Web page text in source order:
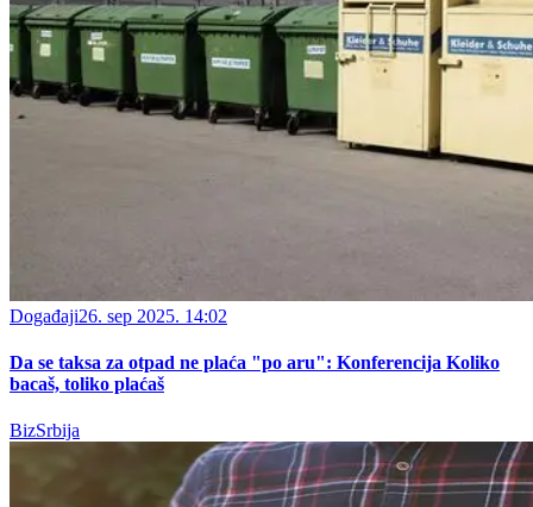
Događaji26. sep 2025. 14:02
Da se taksa za otpad ne plaća "po aru": Konferencija Koliko
bacaš, toliko plaćaš
BizSrbija